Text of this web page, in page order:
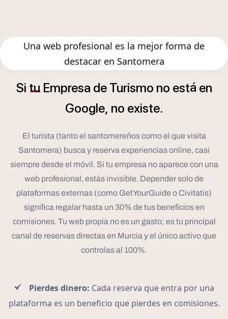
Una web profesional es la mejor forma de
destacar en Santomera
Si tu Empresa de Turismo no está en
Google, no existe.
El turista (tanto el santomereños como el que visita
Santomera) busca y reserva experiencias online, casi
siempre desde el móvil. Si tu empresa no aparece con una
web profesional, estás invisible. Depender solo de
plataformas externas (como GetYourGuide o Civitatis)
significa regalar hasta un 30% de tus beneficios en
comisiones. Tu web propia no es un gasto; es tu principal
canal de reservas directas en Murcia y el único activo que
controlas al 100%.
Pierdes dinero: Cada reserva que entra por una
plataforma es un beneficio que pierdes en comisiones.